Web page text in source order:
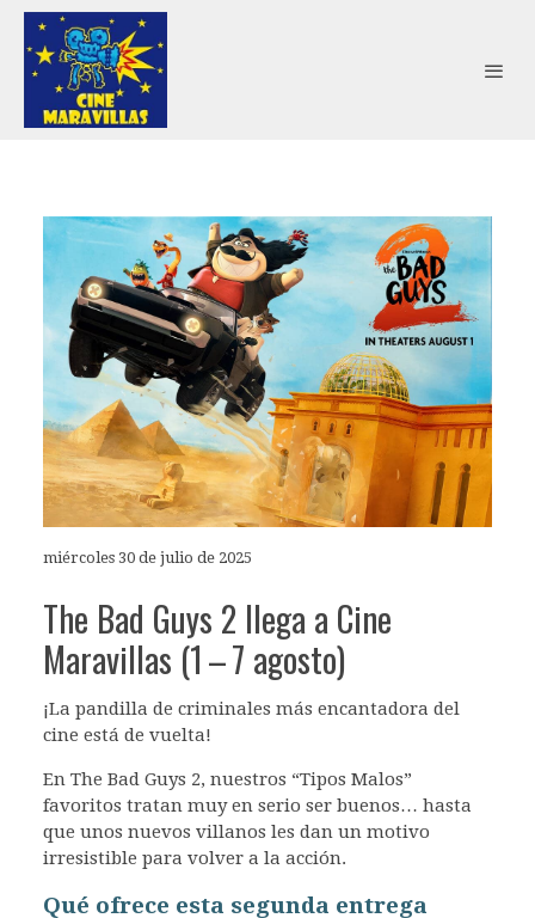
miércoles 30 de julio de 2025
The Bad Guys 2 llega a Cine
Maravillas (1 – 7 agosto)
¡La pandilla de criminales más encantadora del
cine está de vuelta!
En The Bad Guys 2, nuestros “Tipos Malos”
favoritos tratan muy en serio ser buenos… hasta
que unos nuevos villanos les dan un motivo
irresistible para volver a la acción.
Qué ofrece esta segunda entrega